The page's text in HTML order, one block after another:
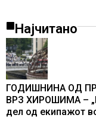
Најчитано
ГОДИШНИНА ОД
ВРЗ ХИРОШИМА –
дел од екипажот